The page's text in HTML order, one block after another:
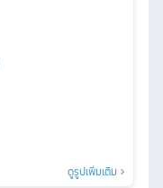
ดูรูปเพิ่มเติม